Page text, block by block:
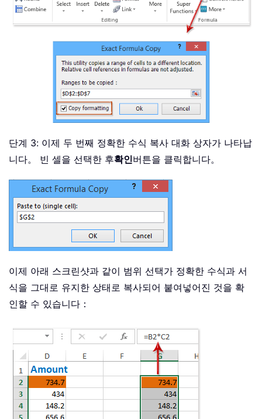
단계 3: 이제 두 번째 정확한 수식 복사 대화 상자가 나타납
니다。 빈 셀을 선택한 후확인버튼을 클릭합니다。
이제 아래 스크린샷과 같이 범위 선택가 정확한 수식과 서
식을 그대로 유지한 상태로 복사되어 붙여넣어진 것을 확
인할 수 있습니다：